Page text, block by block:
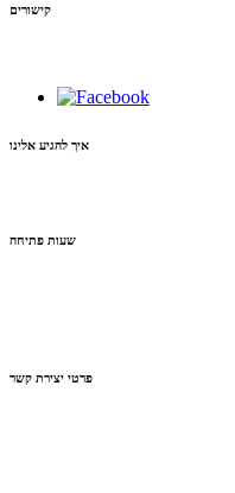
קישורים
איך להגיע אלינו
שעות פתיחה
פרטי יצירת קשר